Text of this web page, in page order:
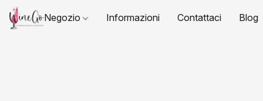
Negozio Informazioni Contattaci Blog